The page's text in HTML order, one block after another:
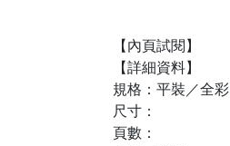
【內頁試閱】
【詳細資料】
規格：平裝／全彩
尺寸：
頁數：